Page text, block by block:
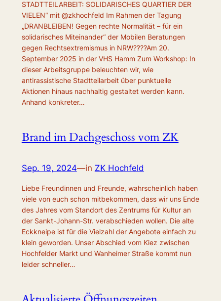
STADTTEILARBEIT: SOLIDARISCHES QUARTIER DER
VIELEN“ mit @zkhochfeld Im Rahmen der Tagung
„DRANBLEIBEN! Gegen rechte Normalität – für ein
solidarisches Miteinander“ der Mobilen Beratungen
gegen Rechtsextremismus in NRW????Am 20.
September 2025 in der VHS Hamm Zum Workshop: In
dieser Arbeitsgruppe beleuchten wir, wie
antirassistische Stadtteilarbeit über punktuelle
Aktionen hinaus nachhaltig gestaltet werden kann.
Anhand konkreter…
Brand im Dachgeschoss vom ZK
Sep. 19, 2024—in ZK Hochfeld
Liebe Freundinnen und Freunde, wahrscheinlich haben
viele von euch schon mitbekommen, dass wir uns Ende
des Jahres vom Standort des Zentrums für Kultur an
der Sankt-Johann-Str. verabschieden wollen. Die alte
Eckkneipe ist für die Vielzahl der Angebote einfach zu
klein geworden. Unser Abschied vom Kiez zwischen
Hochfelder Markt und Wanheimer Straße kommt nun
leider schneller…